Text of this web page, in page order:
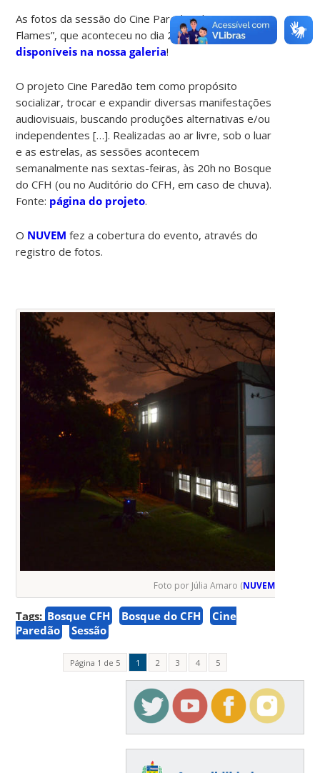
As fotos da sessão do Cine Paredão de “Born in
Flames”, que aconteceu no dia 22/11/2019, jáestão
disponíveis na nossa galeria!
O projeto Cine Paredão tem como propósito
socializar, trocar e expandir diversas manifestações
audiovisuais, buscando produções alternativas e/ou
independentes […]. Realizadas ao ar livre, sob o luar
e as estrelas, as sessões acontecem
semanalmente nas sextas-feiras, às 20h no Bosque
do CFH (ou no Auditório do CFH, em caso de chuva).
Fonte: página do projeto.
O NUVEM fez a cobertura do evento, através do
registro de fotos.
Foto por Júlia Amaro (NUVEM)
Tags: Bosque CFH Bosque do CFH
Cine
Paredão
Sessão
Página 1 de 5 1 2 3 4 5